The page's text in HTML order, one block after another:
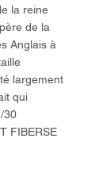
la reine
de la
Anglais à
largement
qui
30
FIBERSE